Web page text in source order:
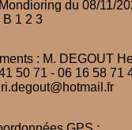
du 08/11/
B 1 2 3
: M. DEGOUT
50 71 - 06 16 58 71